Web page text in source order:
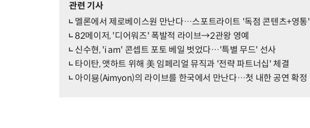
관련 기사
멜론에서 제로베이스원 만난다…스포트라이트 '독점 콘텐츠+영통'
82메이저, '디어워즈' 폭발적 라이브→2관왕 영예
신수현, 'i am' 콘셉트 포토 베일 벗었다…'특별 무드' 선사
타이탄, 앳하트 위해 美 임페리얼 뮤직과 '전략 파트너십' 체결
아이묭(Aimyon)의 라이브를 한국에서 만난다…첫 내한 공연 확정